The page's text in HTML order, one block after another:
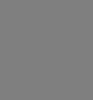
敏修護潤膚